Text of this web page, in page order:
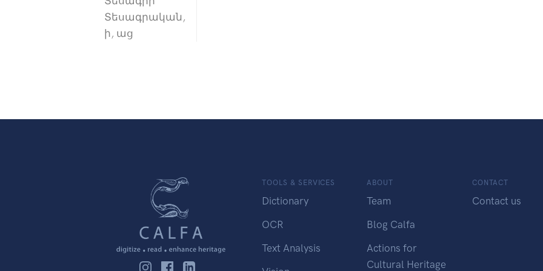
Տեսագրական,
ի, աց
TOOLS & SERVICES
Dictionary
OCR
Text Analysis
ABOUT
Team
Blog Calfa
Actions for
Cultural Heritage
CONTACT
Contact us